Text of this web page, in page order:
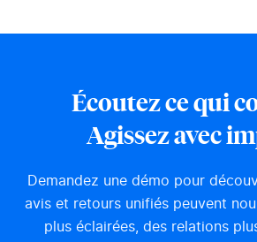
générative, et la recherche
d’information en est devenu le
premier usage. Le Generative
Écoutez ce qui
Agissez avec
Demandez une démo pour
avis et retours unifiés peuvent
plus éclairées, des relations